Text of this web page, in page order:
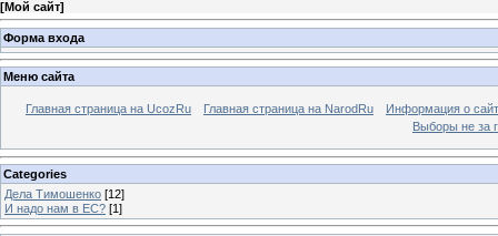
[Мой сайт]
Форма входа
Меню сайта
Главная страница на UcozRu Главная страница на NarodRu
Информация о
Выборы не за
Categories
Дела Тимошенко [12]
И надо нам в ЕС? [1]